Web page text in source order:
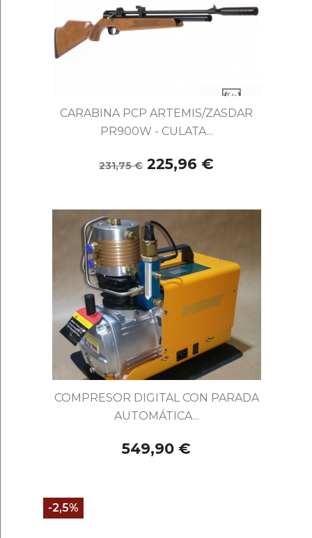
CARABINA PCP ARTEMIS/ZASDAR
PR900W - CULATA...
231,75 € 225,96 €
COMPRESOR DIGITAL CON PARADA
AUTOMÁTICA...
549,90 €
-2,5%